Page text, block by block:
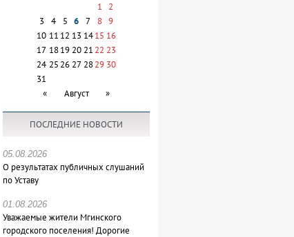
1
2
3
4 5 6 7 8 9
10 11 12 13 1415 16
17 18192021 22 23
24 2526272829 30
31
«
Август »
ПОСЛЕДНИЕ НОВОСТИ
05.08.2026
О результатах публичных слушаний
по Уставу
01.08.2026
Уважаемые жители Мгинского
городского поселения! Дорогие